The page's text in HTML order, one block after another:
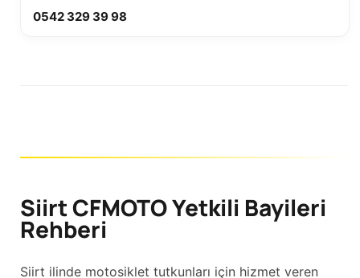
0542 329 39 98
Siirt CFMOTO Yetkili Bayileri
Rehberi
Siirt ilinde motosiklet tutkunları için hizmet veren